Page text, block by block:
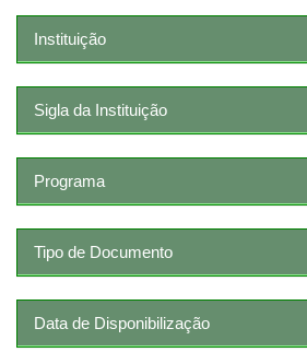
Instituição
Sigla da Instituição
Programa
Tipo de Documento
Data de Disponibilização